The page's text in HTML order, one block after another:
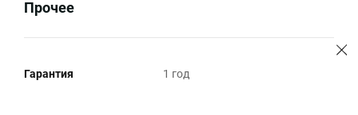
Прочее
Гарантия 1 год